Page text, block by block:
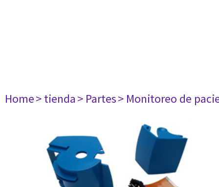
Home> tienda> Partes> Monitoreo de